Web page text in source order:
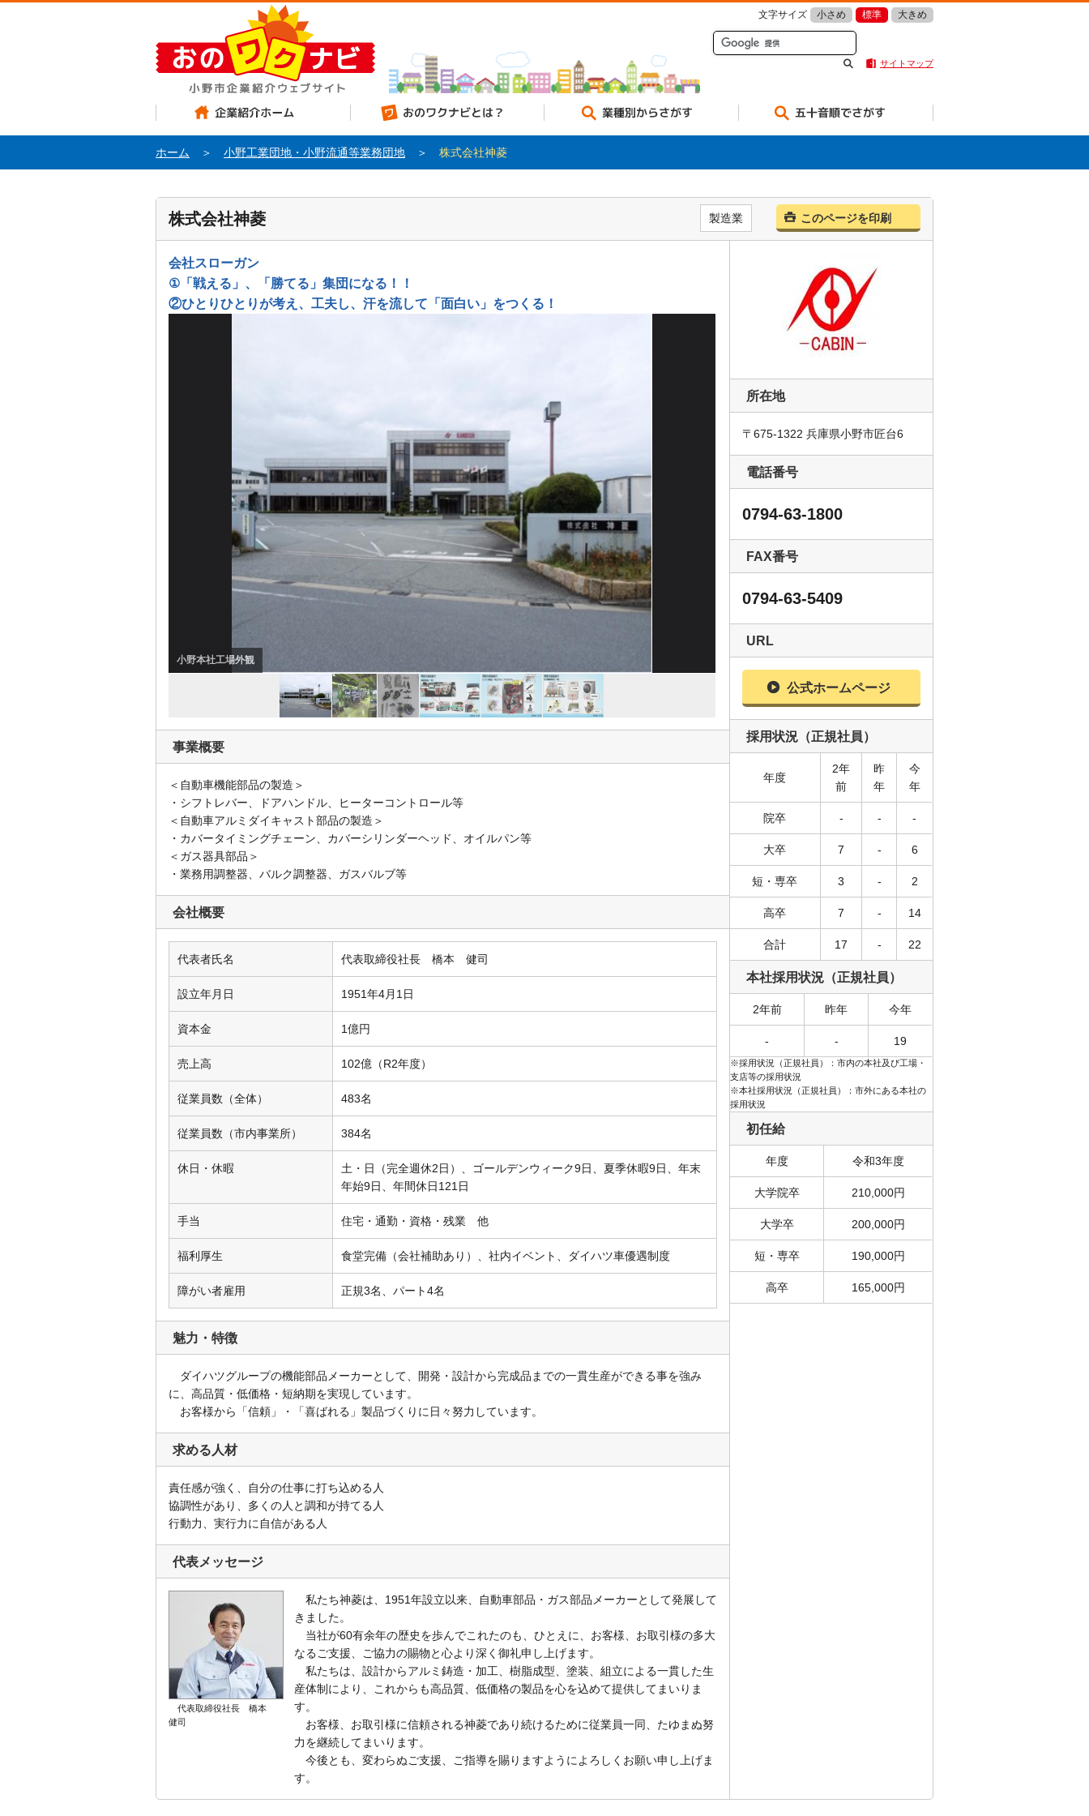
文字サイズ 小さめ 標準 大きめ
サイトマップ
ホーム ＞ 小野工業団地・小野流通等業務団地 ＞ 株式会社神菱
株式会社神菱 製造業 このページを印刷
会社スローガン
①「戦える」、「勝てる」集団になる！！
②ひとりひとりが考え、工夫し、汗を流して「面白い」をつくる！
小野本社工場内 自社製品
事業概要
＜自動車機能部品の製造＞
・シフトレバー、ドアハンドル、ヒーターコントロール等
＜自動車アルミダイキャスト部品の製造＞
・カバータイミングチェーン、カバーシリンダーヘッド、オイルパン等
＜ガス器具部品＞
・業務用調整器、バルク調整器、ガスバルブ等
会社概要
代表者氏名 代表取締役社長 橋本 健司
設立年月日 1951年4月1日
資本金 1億円
売上高 102億（R2年度）
従業員数（全体） 483名
従業員数（市内事業所） 384名
休日・休暇
土・日（完全週休2日）、ゴールデンウィーク9日、夏季休暇9日、年末
年始9日、年間休日121日
手当 住宅・通勤・資格・残業 他
福利厚生 食堂完備（会社補助あり）、社内イベント、ダイハツ車優遇制度
障がい者雇用 正規3名、パート4名
魅力・特徴
ダイハツグループの機能部品メーカーとして、開発・設計から完成品までの一貫生産ができる事を強み
に、高品質・低価格・短納期を実現しています。
お客様から「信頼」・「喜ばれる」製品づくりに日々努力しています。
求める人材
責任感が強く、自分の仕事に打ち込める人
協調性があり、多くの人と調和が持てる人
行動力、実行力に自信がある人
代表メッセージ
代表取締役社長 橋本
健司
私たち神菱は、1951年設立以来、自動車部品・ガス部品メーカーとして発展して
きました。
当社が60有余年の歴史を歩んでこれたのも、ひとえに、お客様、お取引様の多大
なるご支援、ご協力の賜物と心より深く御礼申し上げます。
私たちは、設計からアルミ鋳造・加工、樹脂成型、塗装、組立による一貫した生
産体制により、これからも高品質、低価格の製品を心を込めて提供してまいりま
す。
お客様、お取引様に信頼される神菱であり続けるために従業員一同、たゆまぬ努
力を継続してまいります。
今後とも、変わらぬご支援、ご指導を賜りますようによろしくお願い申し上げま
す。
所在地
〒675-1322 兵庫県小野市匠台6
電話番号
0794-63-1800
FAX番号
0794-63-5409
URL
公式ホームページ
採用状況（正規社員）
年度
2年
前
昨
年
今
年
院卒 - - -
大卒 7 - 6
短・専卒 3 - 2
高卒 7 - 14
合計 17 - 22
本社採用状況（正規社員）
2年前 昨年 今年
- - 19
※採用状況（正規社員）：市内の本社及び工場・
支店等の採用状況
※本社採用状況（正規社員）：市外にある本社の
採用状況
初任給
年度 令和3年度
大学院卒 210,000円
大学卒 200,000円
短・専卒 190,000円
高卒 165,000円